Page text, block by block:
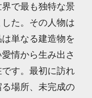
で最も独特な景
た。その人物は
単なる建造物を
情から生み出さ
す。最初に訪れ
場所、未完成の